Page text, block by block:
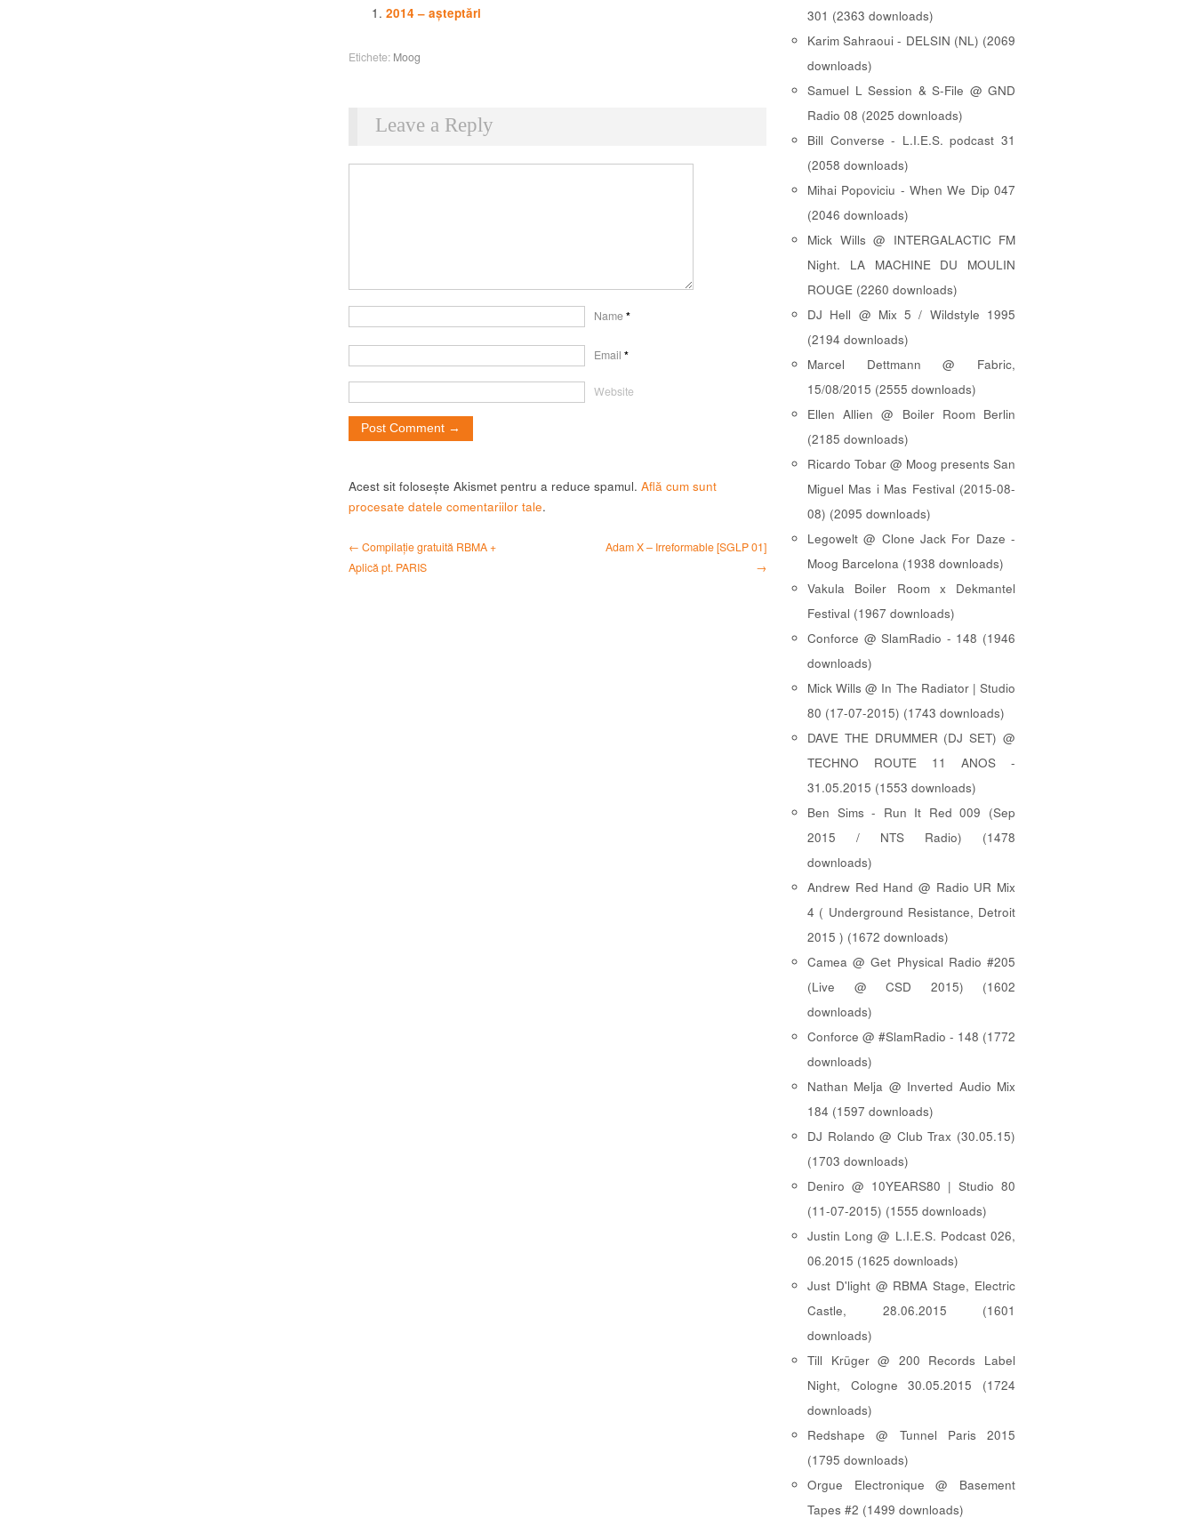
2014 – așteptări
Etichete: Moog
Leave a Reply
Name*
Email *
Website
Acest sit folosește Akismet pentru a reduce spamul. Află cum sunt
procesate datele comentariilor tale.
← Compilație gratuită RBMA +
Aplică pt. PARIS
Adam X – Irreformable [SGLP 01]
→
301 (2363 downloads)
Karim Sahraoui - DELSIN (NL) (2069
downloads)
Samuel L Session & S-File @ GND
Radio 08 (2025 downloads)
Bill Converse - L.I.E.S. podcast 31
(2058 downloads)
Mihai Popoviciu - When We Dip 047
(2046 downloads)
Mick Wills @ INTERGALACTIC FM
Night. LA MACHINE DU MOULIN
ROUGE (2260 downloads)
DJ Hell @ Mix 5 / Wildstyle 1995
(2194 downloads)
Marcel Dettmann @ Fabric,
15/08/2015 (2555 downloads)
Ellen Allien @ Boiler Room Berlin
(2185 downloads)
Ricardo Tobar @ Moog presents San
Miguel Mas i Mas Festival (2015-08-
08) (2095 downloads)
Legowelt @ Clone Jack For Daze -
Moog Barcelona (1938 downloads)
Vakula Boiler Room x Dekmantel
Festival (1967 downloads)
Conforce @ SlamRadio - 148 (1946
downloads)
Mick Wills @ In The Radiator | Studio
80 (17-07-2015) (1743 downloads)
DAVE THE DRUMMER (DJ SET) @
TECHNO ROUTE 11 ANOS -
31.05.2015 (1553 downloads)
Ben Sims - Run It Red 009 (Sep
2015 / NTS Radio) (1478
downloads)
Andrew Red Hand @ Radio UR Mix
4 ( Underground Resistance, Detroit
2015 ) (1672 downloads)
Camea @ Get Physical Radio #205
(Live @ CSD 2015) (1602
downloads)
Conforce @ #SlamRadio - 148 (1772
downloads)
Nathan Melja @ Inverted Audio Mix
184 (1597 downloads)
DJ Rolando @ Club Trax (30.05.15)
(1703 downloads)
Deniro @ 10YEARS80 | Studio 80
(11-07-2015) (1555 downloads)
Justin Long @ L.I.E.S. Podcast 026,
06.2015 (1625 downloads)
Just D'light @ RBMA Stage, Electric
Castle, 28.06.2015 (1601
downloads)
Till Krüger @ 200 Records Label
Night, Cologne 30.05.2015 (1724
downloads)
Redshape @ Tunnel Paris 2015
(1795 downloads)
Orgue Electronique @ Basement
Tapes #2 (1499 downloads)